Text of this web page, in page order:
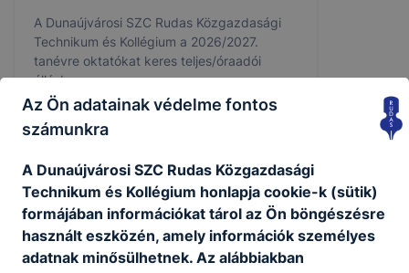
A Dunaújvárosi SZC Rudas Közgazdasági
Technikum és Kollégium a 2026/2027.
tanévre oktatókat keres teljes/óraadói
állásban.
2026. aug. 4.
Az Ön adatainak védelme fontos
számunkra
A Dunaújvárosi SZC Rudas Közgazdasági
Technikum és Kollégium honlapja cookie-k (sütik)
formájában információkat tárol az Ön böngészésre
használt eszközén, amely információk személyes
adatnak minősülhetnek. Az alábbiakban